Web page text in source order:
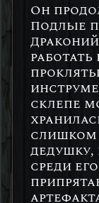
Он
Подлые
склепе
слишком
среди